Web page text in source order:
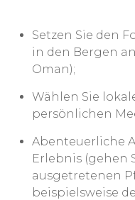
Setzen Sie den
in den Bergen
Oman);
Wählen Sie
persönlichen
Abenteuerliche
Erlebnis (gehen
ausgetretenen
beispielsweise